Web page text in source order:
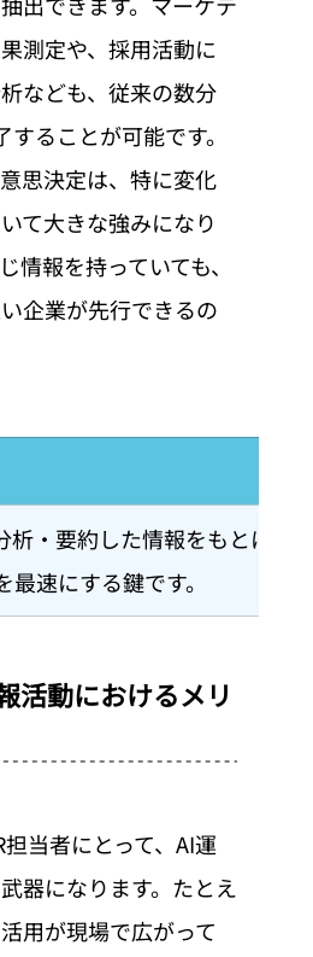
測定や、採用活動に
なども、従来の数分
ることが可能です。
思決定は、特に変化
て大きな強みになり
情報を持っていても、
企業が先行できるの
析・要約した情報をもとに、
速にする鍵です。
活動におけるメリ
当者にとって、AI運
器になります。たとえ
用が現場で広がって